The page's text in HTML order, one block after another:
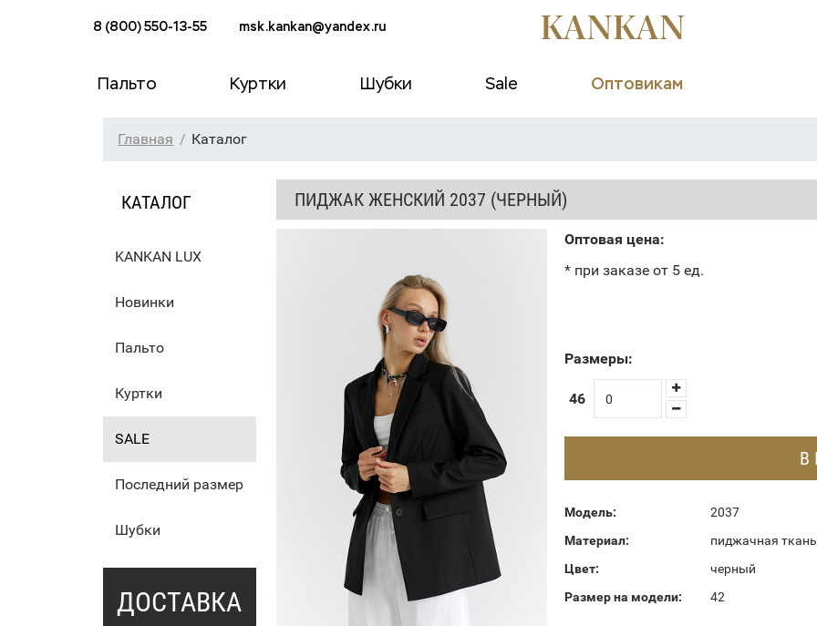
8 (800) 550-13-55 msk.kankan@yandex.ru
Пальто Куртки Шубки Sale Оптовикам
Главная Каталог
КАТАЛОГ
KANKAN LUX
Новинки
Пальто
Куртки
SALE
Последний размер
Шубки
ДОСТАВКА
ПИДЖАК ЖЕНСКИЙ 2037 (ЧЕРНЫЙ)
Оптовая цена:
* при заказе от 5 ед.
Размеры:
46
В
Модель:
2037
Материал:
пиджачная ткань
Цвет:
черный
Размер на модели:
42